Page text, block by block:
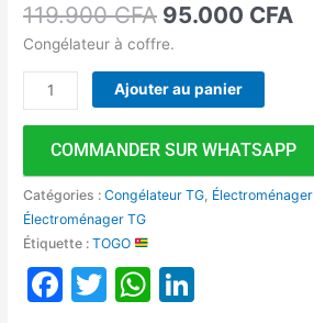
119.900CFA 95.000 CFA
Congélateur à coffre.
Ajouter au panier
COMMANDER SUR WHATSAPP
Catégories :Congélateur TG
Électroménager TG
Étiquette :TOGO
Facebook
TwitterWhatsApp